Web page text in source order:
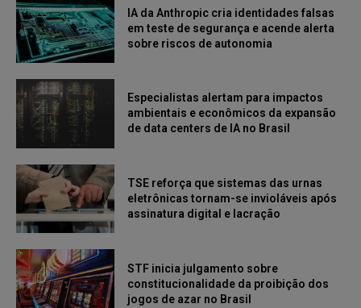
IA da Anthropic cria identidades falsas
em teste de segurança e acende alerta
sobre riscos de autonomia
Especialistas alertam para impactos
ambientais e econômicos da expansão
de data centers de IA no Brasil
TSE reforça que sistemas das urnas
eletrônicas tornam-se invioláveis após
assinatura digital e lacração
STF inicia julgamento sobre
constitucionalidade da proibição dos
jogos de azar no Brasil